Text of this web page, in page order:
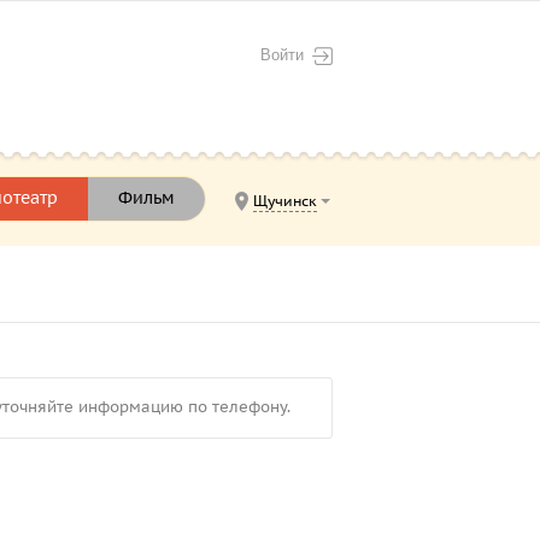
Войти
Фильм Щучинск
информацию по телефону.